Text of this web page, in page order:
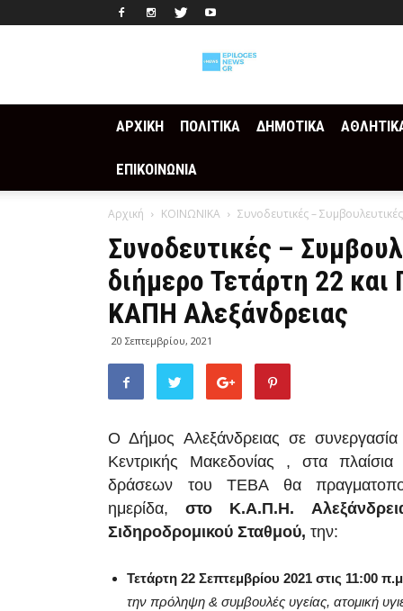
ΑΡΧΙΚΗ ΠΟΛΙΤΙΚΑ ΔΗΜΟΤΙΚΑ
ΕΠΙΚΟΙΝΩΝΙΑ
Αρχική ΚΟΙΝΩΝΙΚΑ Συνοδευτικές –
Συνοδευτικές –
διήμερο Τετάρτη 22
ΚΑΠΗ Αλεξάνδρειας
20 Σεπτεμβρίου, 2021
Ο Δήμος Αλεξάνδρειας σε συνεργασία
Κεντρικής Μακεδονίας , στα
δράσεων του ΤΕΒΑ θα
ημερίδα,στο Κ.Α.Π.Η.
Σιδηροδρομικού Σταθμού, την:
Τετάρτη 22 Σεπτεμβρίου 2021 στις 11:00
την πρόληψη & συμβουλές υγείας, ατομική